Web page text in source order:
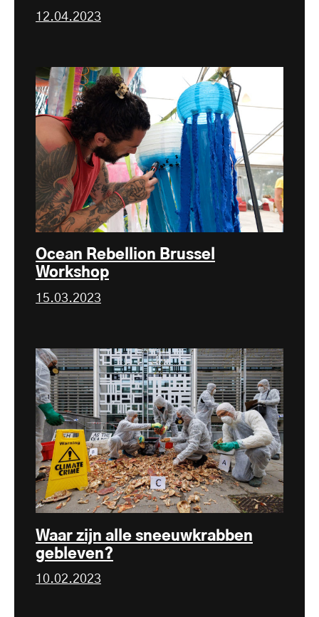
12.04.2023
Ocean Rebellion Brussel
Workshop
15.03.2023
Waar zijn alle sneeuwkrabben
gebleven?
10.02.2023